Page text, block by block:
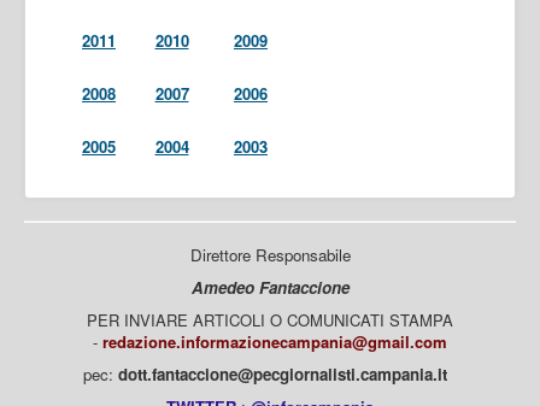
2011 2010 2009
2008 2007 2006
2005 2004 2003
Direttore Responsabile
Amedeo Fantaccione
PER INVIARE ARTICOLI O COMUNICATI STAMPA
- redazione.informazionecampania@gmail.com
pec: dott.fantaccione@pecgiornalisti.campania.it